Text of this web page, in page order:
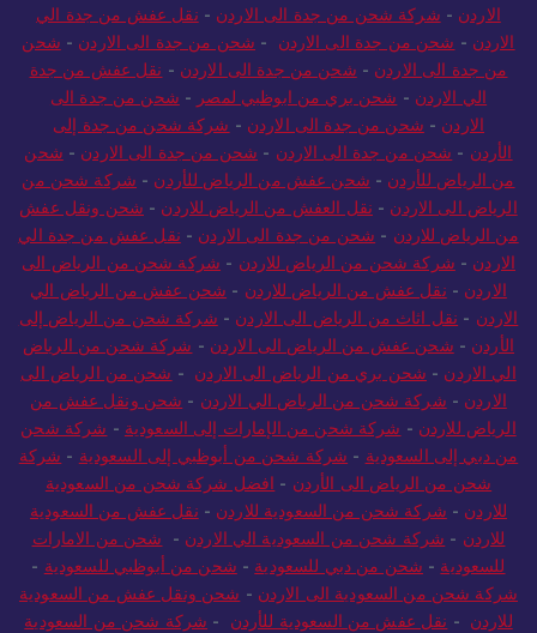
الاردن - شركة شحن من جدة الى الاردن - نقل عفش من جدة الي
الاردن - شحن من جدة الى الاردن - شحن من جدة الى الاردن - شحن
من جدة الى الاردن - شحن من جدة الى الاردن - نقل عفش من جدة
الي الاردن - شحن بري من ابوظبي لمصر - شحن من جدة الى
الاردن - شحن من جدة الى الاردن - شركة شحن من جدة إلى
الأردن - شحن من جدة الى الاردن - شحن من جدة الى الاردن - شحن
من الرياض للأردن - شحن عفش من الرياض للأردن - شركة شحن من
الرياض الى الاردن - نقل العفش من الرياض للاردن - شحن ونقل عفش
من الرياض للاردن - شحن من جدة الى الاردن - نقل عفش من جدة الي
الاردن - شركة شحن من الرياض للاردن - شركة شحن من الرياض الى
الاردن - نقل عفش من الرياض للاردن - شحن عفش من الرياض الي
الاردن - نقل اثاث من الرياض الى الاردن - شركة شحن من الرياض إلى
الأردن - شحن عفش من الرياض الى الاردن - شركة شحن من الرياض
الي الاردن - شحن بري من الرياض الى الاردن - شحن من الرياض الى
الاردن - شركة شحن من الرياض الي الاردن - شحن ونقل عفش من
الرياض للاردن - شركة شحن من الإمارات إلى السعودية - شركة شحن
من دبي إلى السعودية - شركة شحن من أبوظبي إلى السعودية - شركة
شحن من الرياض الى الأردن - افضل شركة شحن من السعودية
للاردن - شركة شحن من السعودية للاردن - نقل عفش من السعودية
للاردن - شركة شحن من السعودية الي الاردن - شحن من الامارات
للسعودية - شحن من دبي للسعودية - شحن من أبوظبي للسعودية -
شركة شحن من السعودية الى الاردن - شحن ونقل عفش من السعودية
للاردن - نقل عفش من السعودية للأردن - شركة شحن من السعودية